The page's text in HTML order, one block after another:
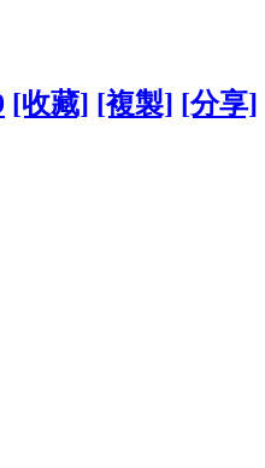
[收藏] [複製] [分享]